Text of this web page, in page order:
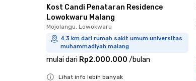
Kost Candi Penataran Residence
Lowokwaru Malang
Mojolangu, Lowokwaru
4.3 km dari rumah sakit umum universitas
muhammadiyah malang
mulai dari Rp2.000.000 /bulan
Lihat info lebih banyak